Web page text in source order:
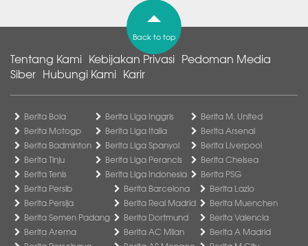
Back to top
Tentang Kami Kebijakan Privasi Pedoman Media
Siber Hubungi Kami Karir
Berita Bola
Berita Motogp
Berita Badminton
Berita Tinju
Berita Tenis
Berita Liga Inggris
Berita Liga Italia
Berita Liga Spanyol
Berita Liga Perancis
Berita Liga Indonesia
Berita M. United
Berita Arsenal
Berita Liverpool
Berita Chelsea
Berita PSG
Berita Persib
Berita Persija
Berita Semen Padang
Berita Arema
Berita Barcelona
Berita Real Madrid
Berita Dortmund
Berita AC Milan
Berita Lazio
Berita Muenchen
Berita Valencia
Berita A Madrid